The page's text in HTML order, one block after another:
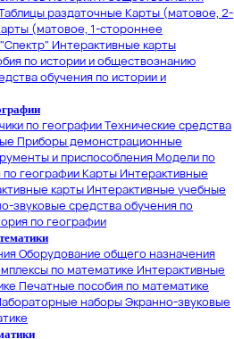
раздаточные Карты (матовое, 2-
(матовое, 1-стороннее
Интерактивные карты
по истории и обществознанию
обучения по истории и
по географииТехнические средства
Приборы демонстрационные
и приспособленияМодели по
географииКарты Интерактивные
карты Интерактивные учебные
звуковые средства обучения по
по географии
Оборудование общего назначения
по математике Интерактивные
Печатные пособия по математике
наборыЭкранно-звуковые